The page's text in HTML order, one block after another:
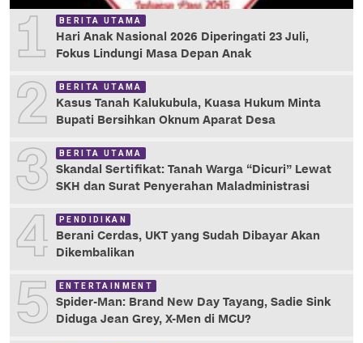
1 BERITA UTAMA
Hari Anak Nasional 2026 Diperingati 23 Juli,
Fokus Lindungi Masa Depan Anak
2 BERITA UTAMA
Kasus Tanah Kalukubula, Kuasa Hukum Minta
Bupati Bersihkan Oknum Aparat Desa
3 BERITA UTAMA
Skandal Sertifikat: Tanah Warga “Dicuri” Lewat
SKH dan Surat Penyerahan Maladministrasi
4 PENDIDIKAN
Berani Cerdas, UKT yang Sudah Dibayar Akan
Dikembalikan
5 ENTERTAINMENT
Spider-Man: Brand New Day Tayang, Sadie Sink
Diduga Jean Grey, X-Men di MCU?